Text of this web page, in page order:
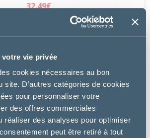
vie privée
cookies nécessaires au bon
site. D’autres catégories de cookies
pour personnaliser votre
des offres commerciales
réaliser des analyses pour optimiser
peut être retiré à tout
32.49€